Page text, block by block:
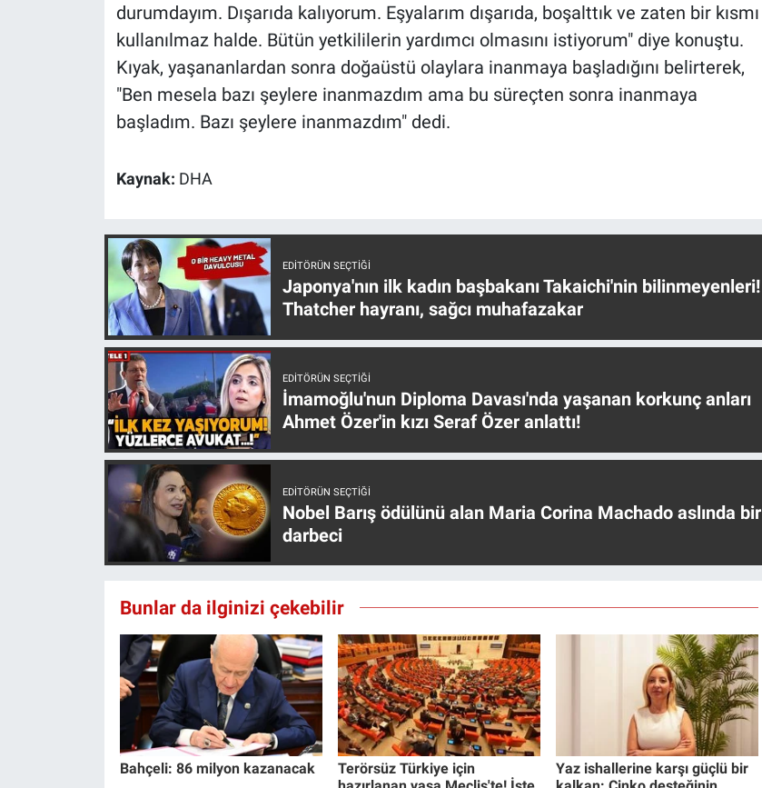
durumdayım. Dışarıda kalıyorum. Eşyalarım dışarıda, boşalttık ve zaten bir kısmı
kullanılmaz halde. Bütün yetkililerin yardımcı olmasını istiyorum" diye konuştu.
Kıyak, yaşananlardan sonra doğaüstü olaylara inanmaya başladığını belirterek,
"Ben mesela bazı şeylere inanmazdım ama bu süreçten sonra inanmaya
başladım. Bazı şeylere inanmazdım" dedi.
Kaynak: DHA
EDITÖRÜN SEÇTIĞI
Japonya'nın ilk kadın başbakanı Takaichi'nin bilinmeyenleri!
Thatcher hayranı, sağcı muhafazakar
EDITÖRÜN SEÇTIĞI
İmamoğlu'nun Diploma Davası'nda yaşanan korkunç anları
Ahmet Özer'in kızı Seraf Özer anlattı!
EDITÖRÜN SEÇTIĞI
Nobel Barış ödülünü alan Maria Corina Machado aslında bir
darbeci
Bunlar da ilginizi çekebilir
Bahçeli: 86 milyon kazanacak
Terörsüz Türkiye için
Yaz ishallerine karşı güçlü bir